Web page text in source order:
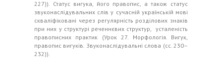
227)). Статус вигука, його правопис, а також статус
звуконаслідувальних слів у сучасній українській мові
скваліфіковані через регулярність розділових знаків
при них у структурі реченнєвих структур, усталеність
правописних практик (Урок 27. Морфологія. Вигук,
правопис вигуків. Звуконаслідувальні слова (сс. 230–
232)).